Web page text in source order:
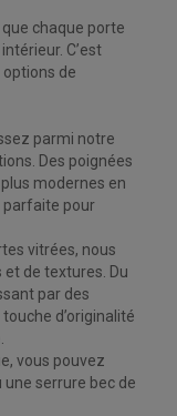
chaque porte
C’est
de
Des poignées
modernes en
parfaite pour
de textures. Du
par des
d’originalité
une serrure bec de